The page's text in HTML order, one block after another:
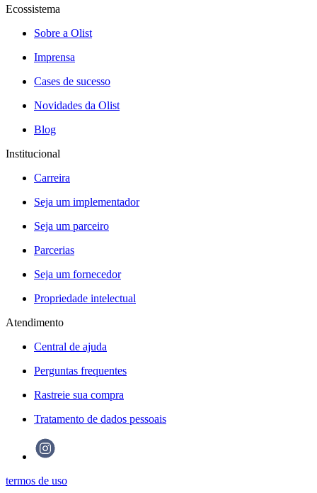
Ecossistema
Sobre a Olist
Imprensa
Cases de sucesso
Novidades da Olist
Blog
Institucional
Carreira
Seja um implementador
Seja um parceiro
Parcerias
Seja um fornecedor
Propriedade intelectual
Atendimento
Central de ajuda
Perguntas frequentes
Rastreie sua compra
Tratamento de dados pessoais
termos de uso